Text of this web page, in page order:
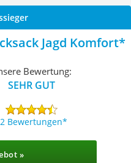
Jagd Komfort
Bewertung:
SEHR GUT
Bewertungen
»